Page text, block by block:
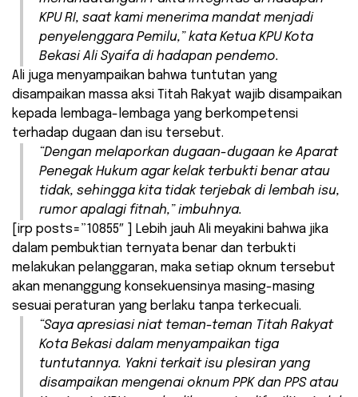
KPU RI, saat kami menerima mandat menjadi
penyelenggara Pemilu,” kata Ketua KPU Kota
Bekasi Ali Syaifa di hadapan pendemo.
Ali juga menyampaikan bahwa tuntutan yang
disampaikan massa aksi Titah Rakyat wajib disampaikan
kepada lembaga-lembaga yang berkompetensi
terhadap dugaan dan isu tersebut.
“Dengan melaporkan dugaan-dugaan ke Aparat
Penegak Hukum agar kelak terbukti benar atau
tidak, sehingga kita tidak terjebak di lembah isu,
rumor apalagi fitnah,” imbuhnya.
[irp posts=”10855″ ] Lebih jauh Ali meyakini bahwa jika
dalam pembuktian ternyata benar dan terbukti
melakukan pelanggaran, maka setiap oknum tersebut
akan menanggung konsekuensinya masing-masing
sesuai peraturan yang berlaku tanpa terkecuali.
“Saya apresiasi niat teman-teman Titah Rakyat
Kota Bekasi dalam menyampaikan tiga
tuntutannya. Yakni terkait isu plesiran yang
disampaikan mengenai oknum PPK dan PPS atau